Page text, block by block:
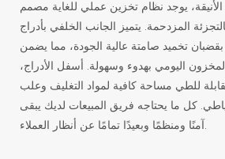
يوجد نظام تخزين عملي للغاية مصمم
المزدحمة. يتميز الجانب الخلفي بأدراج
تخميد صامتة عالية الجودة، مما يضمن
اليومي بهدوء وسهولة. أسفل الأدراج،
للطي مساحة كافية لمواد التغليف وعلب
كل ما يحتاجه فريق المبيعات لديك يبقى
آمنًا ومنظمًا وبعيدًا تمامًا عن أنظار العملاء.